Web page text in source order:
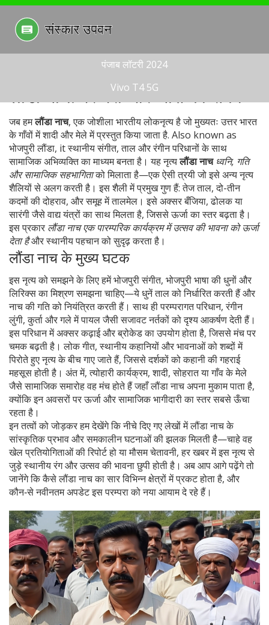
पंजाब लॉटरी 2024
Vivo T4 5G
लौंडा नाच: परम्परा और जोश का संगम
जब हमलौंडा नाच,एक जोशीला भारतीय लोकनृत्य है जो मुख्यतः उत्तर भारत
के गाँवों में शादी और मेले में प्रस्तुत किया जाता है. Also known as
भोजपुरी लौंडा, itस्थानीय संगीत, ताल और रंगीन परिधानों के साथ
सामाजिक अभिव्यक्ति का माध्यम बनता है । यह नृत्यलौंडा नाच ध्वनि, गति
और सामाजिक सहभागिताको मिलाता है—एक ऐसी त्रयी जो इसे अन्य नृत्य
शैलियों से अलग करती है। इस शैली में प्रमुख गुण हैं: तेज ताल, दो-तीन
कदमों की दोहराव, और समूह में तालमेल। इसे अक्सर बँजिया, ढोलक या
सारंगी जैसे वाद्य यंत्रों का साथ मिलता है, जिससे ऊर्जा का स्तर बढ़ता है।
इस प्रकार लौंडा नाच एक पारम्परिक कार्यक्रम में उत्सव की भावना को ऊर्जा
देता हैऔर स्थानीय पहचान को सुदृढ़ करता है।
लौंडा नाच के मुख्य घटक
इस नृत्य को समझने के लिए हमेंभोजपुरी संगीत, भोजपुरी भाषा की धुनों और
लिरिक्स का मिश्रणसमझना चाहिए—ये धुनें ताल को निर्धारित करती हैं और
नाच की गति को नियंत्रित करती हैं। साथ हीपरम्परागत परिधान,रंगीन
लुंगी, कुर्ता और गले में पायल जैसी सजावटनर्तकों को दृश्य आकर्षण देती हैं।
इस परिधान में अक्सर कढ़ाई और ब्रोकेड का उपयोग होता है, जिससे मंच पर
चमक बढ़ती है।लोक गीत,स्थानीय कहानियों और भावनाओं को शब्दों में
पिरोते हुएनृत्य के बीच गाए जाते हैं, जिससे दर्शकों को कहानी की गहराई
महसूस होती है। अंत में,त्योहारी कार्यक्रम,शादी, सोहरात या गाँव के मेले
जैसे सामाजिक समारोहवह मंच होते हैं जहाँ लौंडा नाच अपना मुकाम पाता है,
क्योंकि इन अवसरों पर ऊर्जा और सामाजिक भागीदारी का स्तर सबसे ऊँचा
रहता है।
इन तत्वों को जोड़कर हम देखेंगे कि नीचे दिए गए लेखों में लौंडा नाच के
सांस्कृतिक प्रभाव और समकालीन घटनाओं की झलक मिलती है—चाहे वह
खेल प्रतियोगिताओं की रिपोर्ट हो या मौसम चेतावनी, हर खबर में इस नृत्य से
जुड़े स्थानीय रंग और उत्सव की भावना छुपी होती है। अब आप आगे पढ़ेंगे तो
जानेंगे कि कैसे लौंडा नाच का सार विभिन्न क्षेत्रों में प्रकट होता है, और
कौन‑से नवीनतम अपडेट इस परम्परा को नया आयाम दे रहे हैं।